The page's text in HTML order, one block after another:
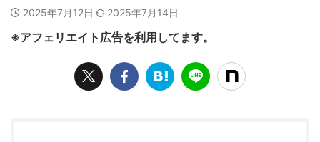
2025年7月12日 2025年7月14日
※アフェリエイト広告を利用してます。